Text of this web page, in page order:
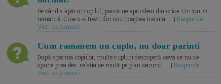
De când a apărut copilul, parcă ne aprindem din orice. Un ton. O
remarcă. Cine s-a trezit din nou noaptea trecuta.... |Raspunde |
Vezi raspunsuri
Cum ramanem un cuplu, nu doar parinti
După apariția copiilor, multe cupluri descoperă ceva ce nu se
spune prea des: relația se mută pe plan secund. ... |Raspunde |
Vezi raspunsuri